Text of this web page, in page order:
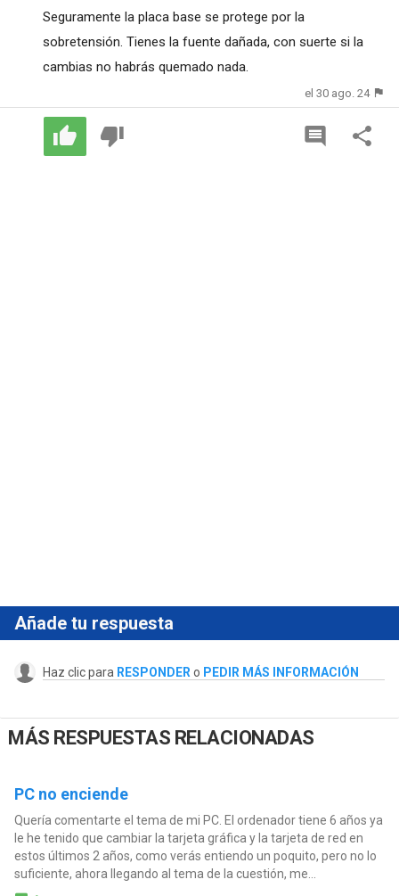
Seguramente la placa base se protege por la
sobretensión. Tienes la fuente dañada, con suerte si la
cambias no habrás quemado nada.
el 30 ago. 24
Añade tu respuesta
Haz clic para RESPONDER o PEDIR MÁS INFORMACIÓN
MÁS RESPUESTAS RELACIONADAS
PC no enciende
Quería comentarte el tema de mi PC. El ordenador tiene 6 años ya
le he tenido que cambiar la tarjeta gráfica y la tarjeta de red en
estos últimos 2 años, como verás entiendo un poquito, pero no lo
suficiente, ahora llegando al tema de la cuestión, me...